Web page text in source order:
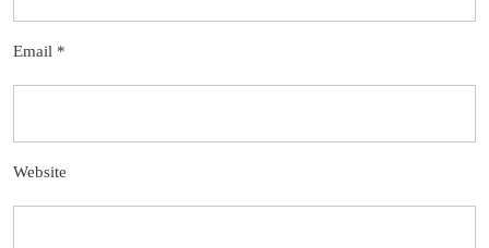
Email *
Website